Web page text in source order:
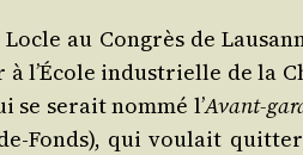
au Congrès de
à l’École indus­trielle de la
se serait nom­mé l’Avant-
Fonds), qui vou­lait